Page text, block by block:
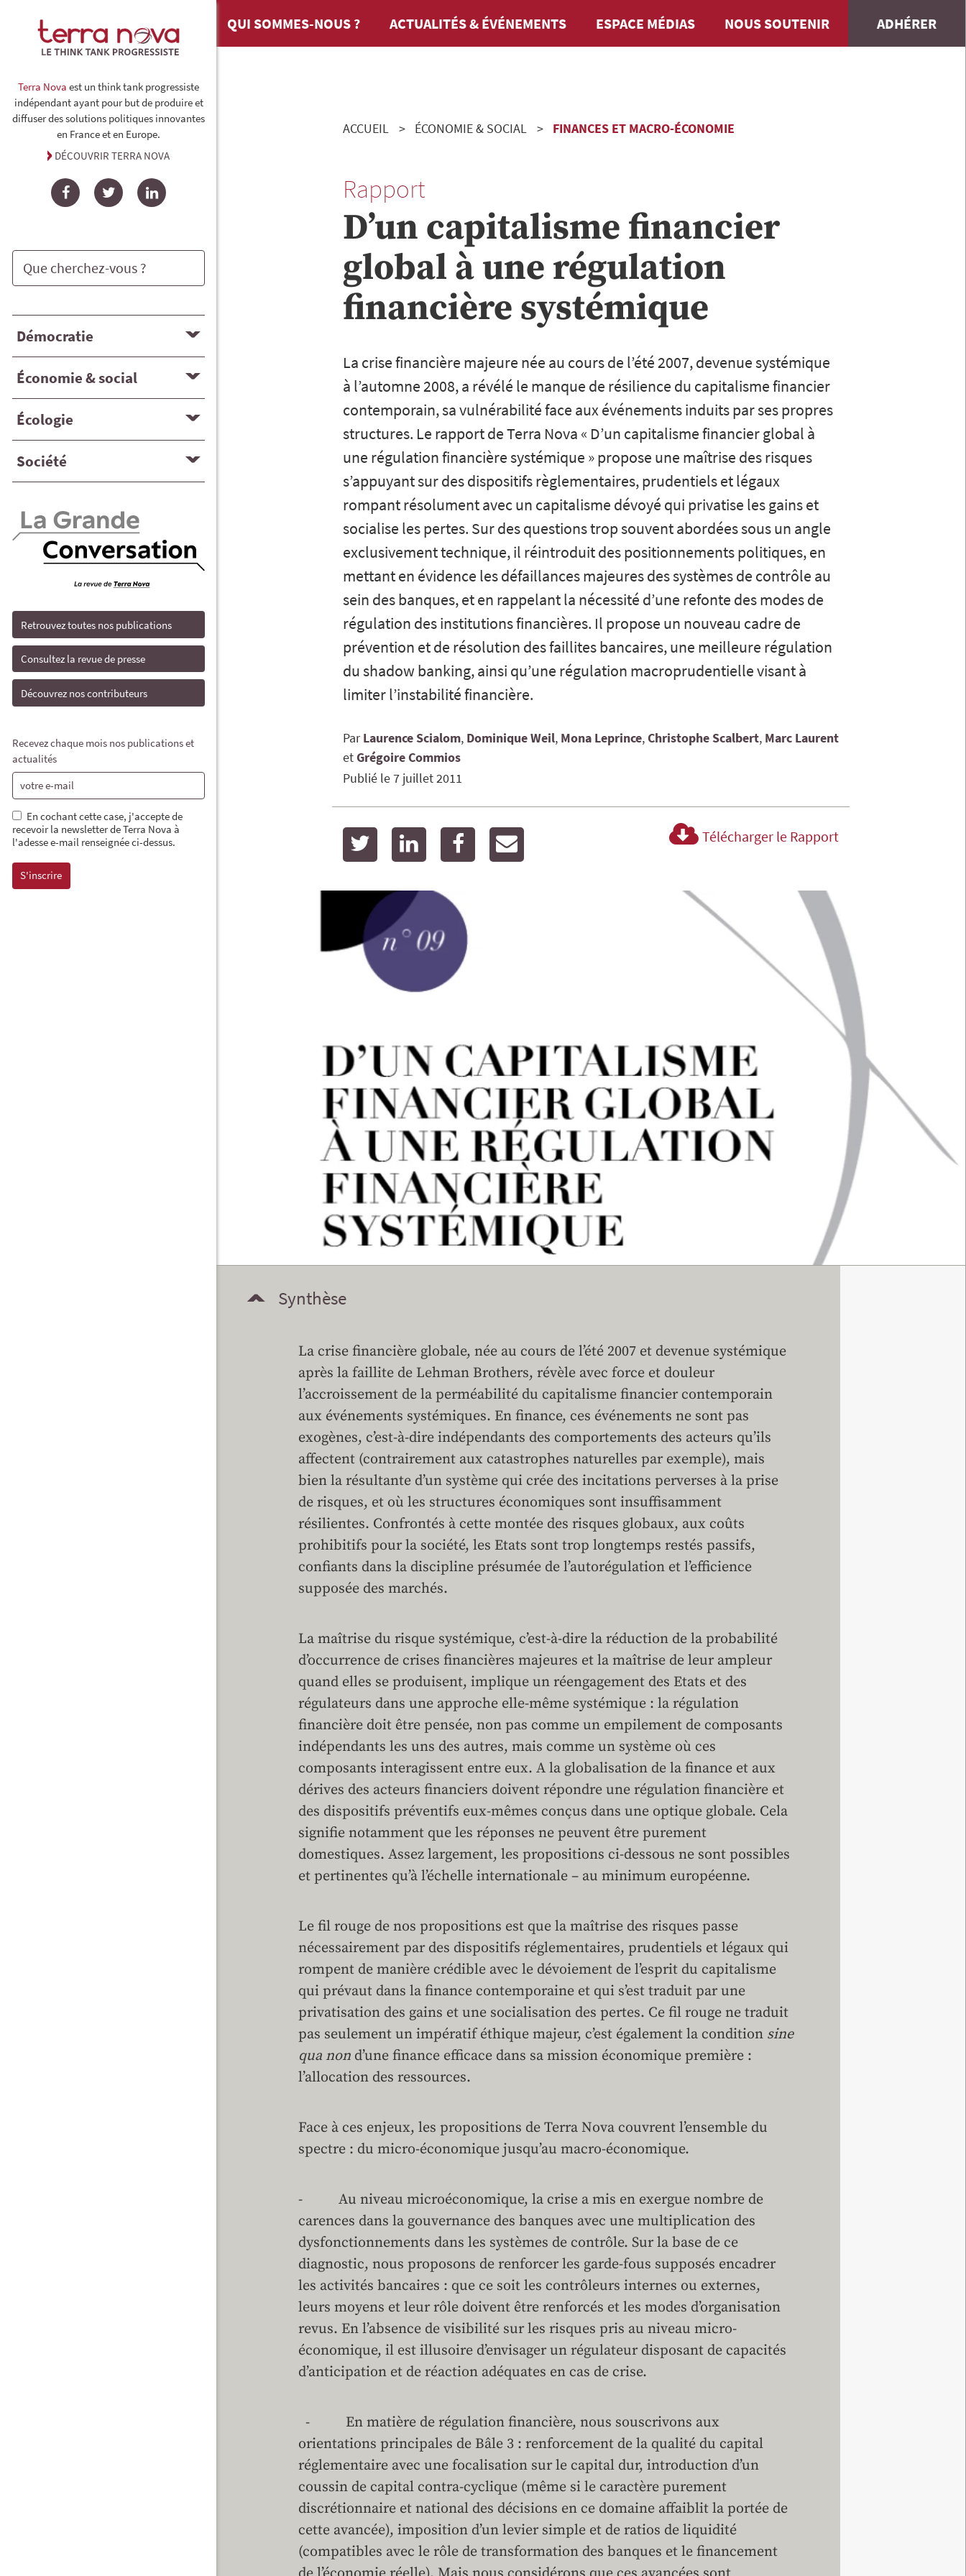
Terra Nova est un think tank progressiste
indépendant ayant pour but de produire et
diffuser des solutions politiques innovantes
en France et en Europe.
DÉCOUVRIR TERRA NOVA
FacebookTwitterLinkedIn
Démocratie
Économie & social
Écologie
Société
Retrouvez toutes nos publications
Consultez la revue de presse
Découvrez nos contributeurs
Recevez chaque mois nos publications et
actualités
En cochant cette case, j'accepte de
recevoir la newsletter de Terra Nova à
l'adesse e-mail renseignée ci-dessus.
QUI SOMMES-NOUS ? ACTUALITÉS & ÉVÉNEMENTS ESPACE MÉDIAS NOUS SOUTENIR ADHÉRER
ACCUEIL ÉCONOMIE & SOCIAL FINANCES ET MACRO-ÉCONOMIE
Rapport
D’un capitalisme financier
global à une régulation
financière systémique
La crise financière majeure née au cours de l’été 2007, devenue systémique
à l’automne 2008, a révélé le manque de résilience du capitalisme financier
contemporain, sa vulnérabilité face aux événements induits par ses propres
structures. Le rapport de Terra Nova « D’un capitalisme financier global à
une régulation financière systémique » propose une maîtrise des risques
s’appuyant sur des dispositifs règlementaires, prudentiels et légaux
rompant résolument avec un capitalisme dévoyé qui privatise les gains et
socialise les pertes. Sur des questions trop souvent abordées sous un angle
exclusivement technique, il réintroduit des positionnements politiques, en
mettant en évidence les défaillances majeures des systèmes de contrôle au
sein des banques, et en rappelant la nécessité d’une refonte des modes de
régulation des institutions financières. Il propose un nouveau cadre de
prévention et de résolution des faillites bancaires, une meilleure régulation
du shadow banking, ainsi qu’une régulation macroprudentielle visant à
limiter l’instabilité financière.
Par LaurenceScialom DominiqueWeil Mona Leprince ChristopheScalbert Marc Laurent
GrégoireCommios
Publié le7 juillet 2011
twitter linkedin facebook Télécharger le Rapport
Synthèse
La crise financière globale, née au cours de l’été 2007 et devenue systémique
après la faillite de Lehman Brothers, révèle avec force et douleur
l’accroissement de la perméabilité du capitalisme financier contemporain
aux événements systémiques. En finance, ces événements ne sont pas
exogènes, c’est-à-dire indépendants des comportements des acteurs qu’ils
affectent (contrairement aux catastrophes naturelles par exemple), mais
bien la résultante d’un système qui crée des incitations perverses à la prise
de risques, et où les structures économiques sont insuffisamment
résilientes. Confrontés à cette montée des risques globaux, aux coûts
prohibitifs pour la société, les Etats sont trop longtemps restés passifs,
confiants dans la discipline présumée de l’autorégulation et l’efficience
supposée des marchés.
La maîtrise du risque systémique, c’est-à-dire la réduction de la probabilité
d’occurrence de crises financières majeures et la maîtrise de leur ampleur
quand elles se produisent, implique un réengagement des Etats et des
régulateurs dans une approche elle-même systémique : la régulation
financière doit être pensée, non pas comme un empilement de composants
indépendants les uns des autres, mais comme un système où ces
composants interagissent entre eux. A la globalisation de la finance et aux
dérives des acteurs financiers doivent répondre une régulation financière et
des dispositifs préventifs eux-mêmes conçus dans une optique globale. Cela
signifie notamment que les réponses ne peuvent être purement
domestiques. Assez largement, les propositions ci-dessous ne sont possibles
et pertinentes qu’à l’échelle internationale – au minimum européenne.
Le fil rouge de nos propositions est que la maîtrise des risques passe
nécessairement par des dispositifs réglementaires, prudentiels et légaux qui
rompent de manière crédible avec le dévoiement de l’esprit du capitalisme
qui prévaut dans la finance contemporaine et qui s’est traduit par une
privatisation des gains et une socialisation des pertes. Ce fil rouge ne traduit
pas seulement un impératif éthique majeur, c’est également la condition sine
qua non d’une finance efficace dans sa mission économique première :
l’allocation des ressources.
Face à ces enjeux, les propositions de Terra Nova couvrent l’ensemble du
spectre : du micro-économique jusqu’au macro-économique.
- Au niveau microéconomique, la crise a mis en exergue nombre de
carences dans la gouvernance des banques avec une multiplication des
dysfonctionnements dans les systèmes de contrôle. Sur la base de ce
diagnostic, nous proposons de renforcer les garde-fous supposés encadrer
les activités bancaires : que ce soit les contrôleurs internes ou externes,
leurs moyens et leur rôle doivent être renforcés et les modes d’organisation
revus. En l’absence de visibilité sur les risques pris au niveau micro-
économique, il est illusoire d’envisager un régulateur disposant de capacités
d’anticipation et de réaction adéquates en cas de crise.
- En matière de régulation financière, nous souscrivons aux
orientations principales de Bâle 3 : renforcement de la qualité du capital
réglementaire avec une focalisation sur le capital dur, introduction d’un
coussin de capital contra-cyclique (même si le caractère purement
discrétionnaire et national des décisions en ce domaine affaiblit la portée de
cette avancée), imposition d’un levier simple et de ratios de liquidité
(compatibles avec le rôle de transformation des banques et le financement